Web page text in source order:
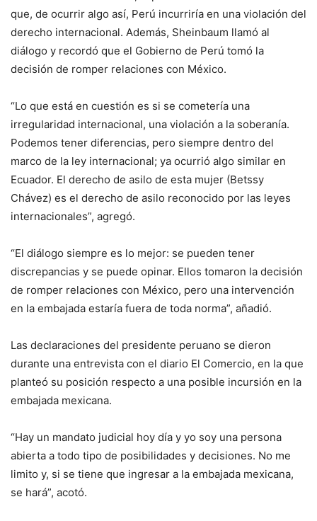
que, de ocurrir algo así, Perú incurriría en una violación del
derecho internacional. Además, Sheinbaum llamó al
diálogo y recordó que el Gobierno de Perú tomó la
decisión de romper relaciones con México.
“Lo que está en cuestión es si se cometería una
irregularidad internacional, una violación a la soberanía.
Podemos tener diferencias, pero siempre dentro del
marco de la ley internacional; ya ocurrió algo similar en
Ecuador. El derecho de asilo de esta mujer (Betssy
Chávez) es el derecho de asilo reconocido por las leyes
internacionales”, agregó.
“El diálogo siempre es lo mejor: se pueden tener
discrepancias y se puede opinar. Ellos tomaron la decisión
de romper relaciones con México, pero una intervención
en la embajada estaría fuera de toda norma”, añadió.
Las declaraciones del presidente peruano se dieron
durante una entrevista con el diario El Comercio, en la que
planteó su posición respecto a una posible incursión en la
embajada mexicana.
“Hay un mandato judicial hoy día y yo soy una persona
abierta a todo tipo de posibilidades y decisiones. No me
limito y, si se tiene que ingresar a la embajada mexicana,
se hará”, acotó.